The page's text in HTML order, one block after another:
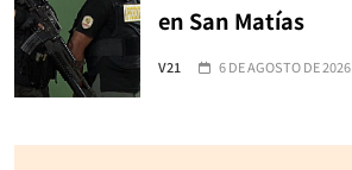
en San Matías
V21 6 DE AGOSTO DE 2026